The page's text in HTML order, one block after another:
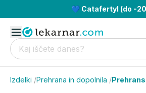
💙 Catafertyl (do -
Izdelki /Prehrana in dopolnila /